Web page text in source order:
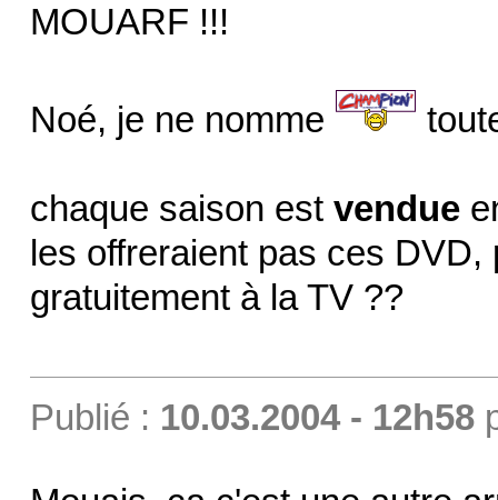
MOUARF !!!
Noé, je ne nomme
chaque saison est vendue
les offreraient pas ces
gratuitement à la TV ??
Publié : 10.03.2004 - 12h58